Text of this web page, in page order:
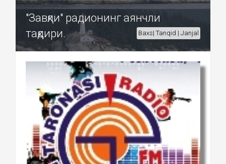
"Завқли" радионинг аянчли
тақдири.
Baxs| Tanqid | Janjal